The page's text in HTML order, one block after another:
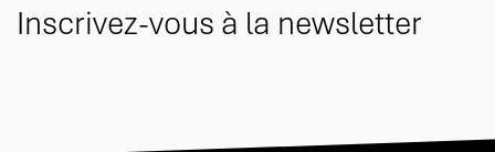
Inscrivez-vous à la newsletter